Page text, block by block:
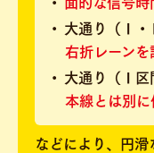
大通り（Ⅰ
右折レーンを
大通り（Ⅰ区
本線とは別
などにより、円滑